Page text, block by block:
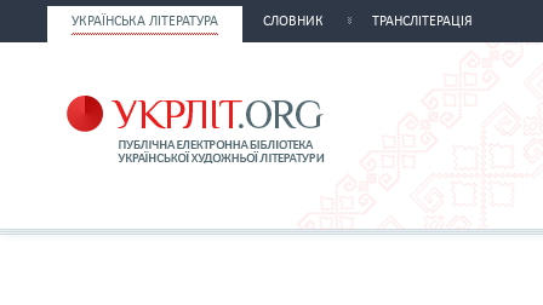
УКРАЇНСЬКА ЛІТЕРАТУРА СЛОВНИК ТРАНСЛІТЕРАЦІЯ